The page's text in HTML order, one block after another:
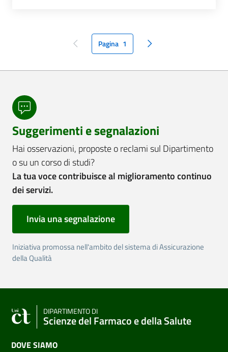
pagina precedente
Pagina 1 pagina seguente
Suggerimenti e segnalazioni
Hai osservazioni, proposte o reclami sul Dipartimento
o su un corso di studi?
La tua voce contribuisce al miglioramento continuo
dei servizi.
Invia una segnalazione
Iniziativa promossa nell'ambito del sistema di Assicurazione
della Qualità
DIPARTIMENTO DI
Scienze del Farmaco e della Salute
DOVE SIAMO